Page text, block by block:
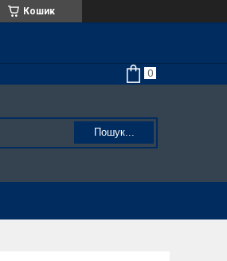
Кошик
Пошук...